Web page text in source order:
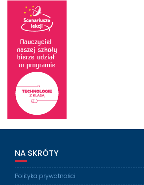
NA SKRÓTY
Polityka prywatności